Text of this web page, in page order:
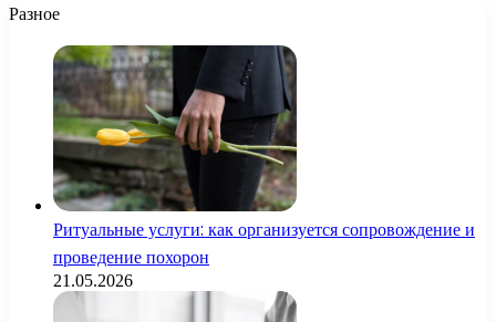
Разное
Ритуальные услуги: как организуется сопровождение и
проведение похорон
21.05.2026